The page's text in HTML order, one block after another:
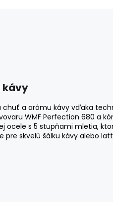
kávy
a arómu kávy vďaka
WMF Perfection 680 a
ocele s 5 stupňami mletia,
pre skvelú šálku kávy alebo